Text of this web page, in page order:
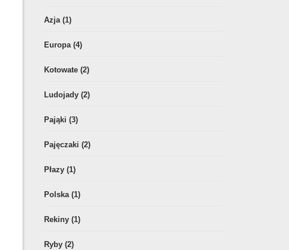
Azja(1)
Europa(4)
Kotowate (2)
Ludojady (2)
Pająki (3)
Pajęczaki (2)
Płazy (1)
Polska(1)
Rekiny (1)
Ryby (2)